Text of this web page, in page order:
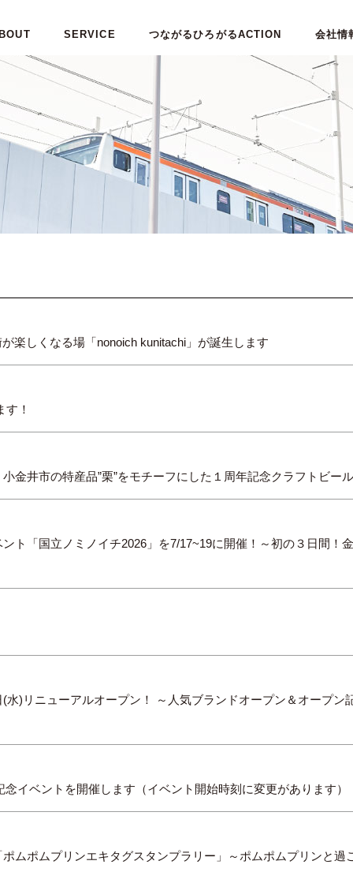
SERVICE つながるひろがるACTION 会社情
楽しくなる場「nonoich kunitachi」が誕生します
！
金井市の特産品”栗”をモチーフにした１周年記念クラフトビー
ト「国立ノミノイチ2026」を7/17~19に開催！～初の３日間！
水)リニューアルオープン！ ～人気ブランドオープン＆オープン
イベントを開催します（イベント開始時刻に変更があります）
ムポムプリンエキタグスタンプラリー」～ポムポムプリンと過